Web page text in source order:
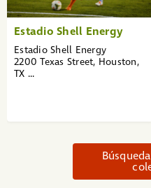
Estadio Shell Energy
Estadio Shell Energy
2200 Texas Street, Houston,
TX ...